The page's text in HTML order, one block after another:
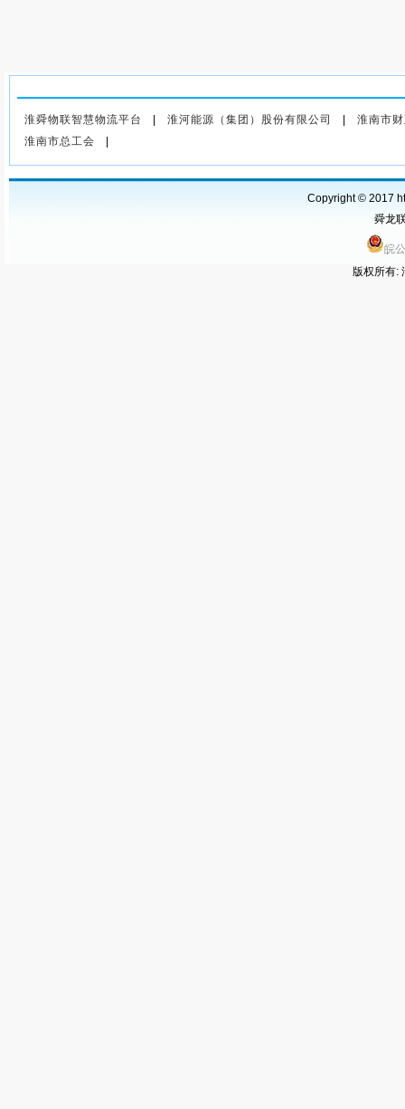
上一篇：今年煤价或告别730
元/吨!
淮舜物联智慧物流平台 淮河能源（集团）股份有限公司
淮南市
淮南市总工会
Copyright © 2017
舜龙
皖
版权所有: